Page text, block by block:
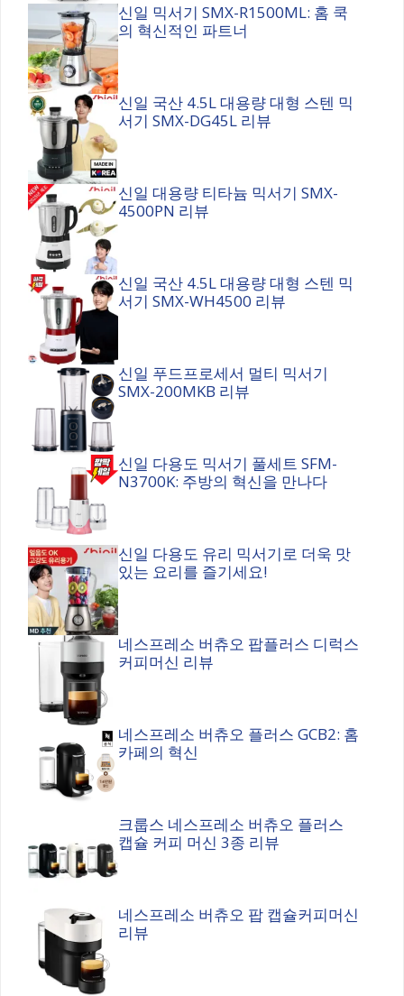
신일 믹서기 SMX-R1500ML: 홈 쿡
의 혁신적인 파트너
신일 국산 4.5L 대용량 대형 스텐 믹
서기 SMX-DG45L 리뷰
신일 대용량 티타늄 믹서기 SMX-
4500PN 리뷰
신일 국산 4.5L 대용량 대형 스텐 믹
서기 SMX-WH4500 리뷰
신일 푸드프로세서 멀티 믹서기
SMX-200MKB 리뷰
신일 다용도 믹서기 풀세트 SFM-
N3700K: 주방의 혁신을 만나다
신일 다용도 유리 믹서기로 더욱 맛
있는 요리를 즐기세요!
네스프레소 버츄오 팝플러스 디럭스
커피머신 리뷰
네스프레소 버츄오 플러스 GCB2: 홈
카페의 혁신
크룹스 네스프레소 버츄오 플러스
캡슐 커피 머신 3종 리뷰
네스프레소 버츄오 팝 캡슐커피머신
리뷰